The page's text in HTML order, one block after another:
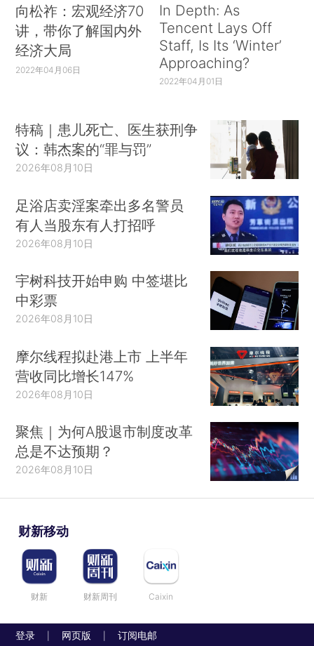
向松祚：宏观经济70
讲，带你了解国内外
经济大局
2022年04月06日
In Depth: As
Tencent Lays Off
Staff, Is Its ‘Winter’
Approaching?
2022年04月01日
特稿｜患儿死亡、医生获刑争
议：韩杰案的“罪与罚”
2026年08月10日
足浴店卖淫案牵出多名警员
有人当股东有人打招呼
2026年08月10日
宇树科技开始申购 中签堪比
中彩票
2026年08月10日
摩尔线程拟赴港上市 上半年
营收同比增长147%
2026年08月10日
聚焦｜为何A股退市制度改革
总是不达预期？
2026年08月10日
财新移动
财新 财新周刊 Caixin
登录 网页版 订阅电邮